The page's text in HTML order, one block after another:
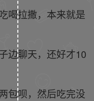
喝拉撒，本来就是
边聊天，还好才10
包呗，然后吃完没